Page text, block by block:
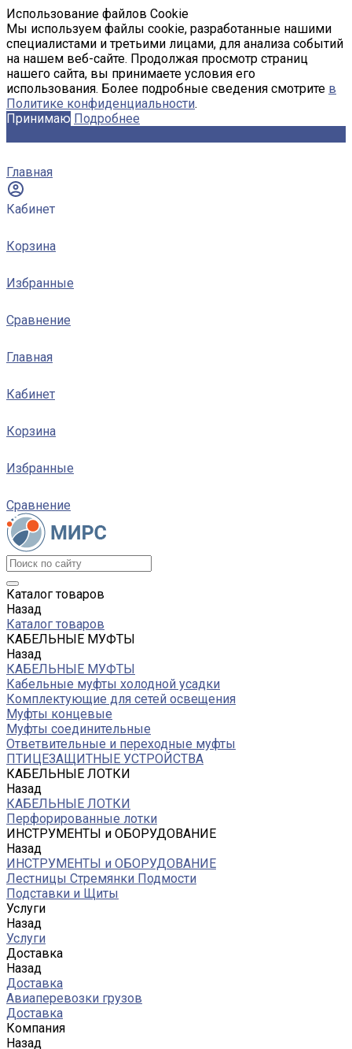
Использование файлов Cookie
Мы используем файлы cookie, разработанные нашими
специалистами и третьими лицами, для анализа событий
на нашем веб-сайте. Продолжая просмотр страниц
нашего сайта, вы принимаете условия его
использования. Более подробные сведения смотрите в
Политике конфиденциальности.
Принимаю Подробнее
Главная
Кабинет
Корзина
Избранные
Сравнение
Главная
Кабинет
Корзина
Избранные
Сравнение
Каталог товаров
Назад
Каталог товаров
КАБЕЛЬНЫЕ МУФТЫ
Назад
КАБЕЛЬНЫЕ МУФТЫ
Кабельные муфты холодной усадки
Комплектующие для сетей освещения
Муфты концевые
Муфты соединительные
Ответвительные и переходные муфты
ПТИЦЕЗАЩИТНЫЕ УСТРОЙСТВА
КАБЕЛЬНЫЕ ЛОТКИ
Назад
КАБЕЛЬНЫЕ ЛОТКИ
Перфорированные лотки
ИНСТРУМЕНТЫ и ОБОРУДОВАНИЕ
Назад
ИНСТРУМЕНТЫ и ОБОРУДОВАНИЕ
Лестницы Стремянки Подмости
Подставки и Щиты
Услуги
Назад
Услуги
Доставка
Назад
Доставка
Авиаперевозки грузов
Доставка
Компания
Назад